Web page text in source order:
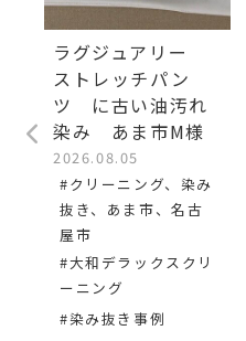
ラグジュアリー
ストレッチパン
ツ に古い油汚れ
染み あま市M様
2026.08.05
#クリーニング、染み
抜き、あま市、名古
屋市
#大和デラックスクリ
ーニング
#染み抜き事例